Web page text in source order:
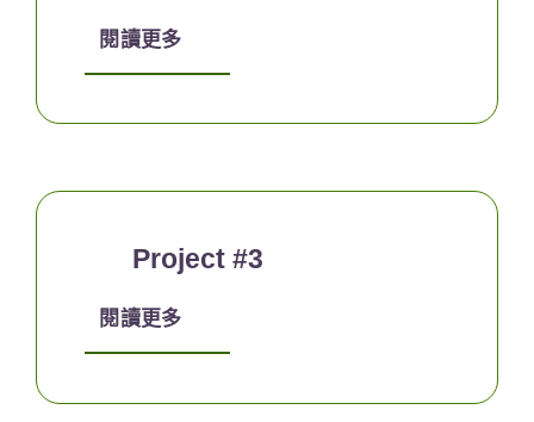
閱讀更多
Project #3
閱讀更多